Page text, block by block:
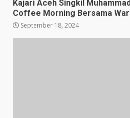
Kajari Aceh Singkil
Coffee Morning Bersama
September 18, 2024